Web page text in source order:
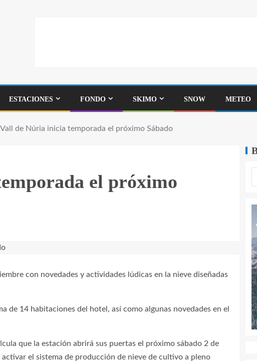
ESTACIONES FONDO SKIMO SNOW METEO
Vall de Núria inicia temporada el próximo Sábado
el próximo
con novedades y actividades lúdicas en la nieve diseñadas
de 14 habitaciones del hotel, así como algunas novedades en el
que la estación abrirá sus puertas el próximo sábado 2 de
el sistema de producción de nieve de cultivo a pleno